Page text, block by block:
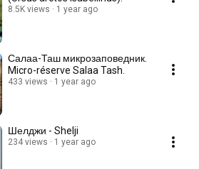
8.5K views 1 year ago
Салаа-Таш микрозаповедник.
Micro-réserve Salaa Tash.
433 views 1 year ago
Шелджи - Shelji
234 views 1 year ago